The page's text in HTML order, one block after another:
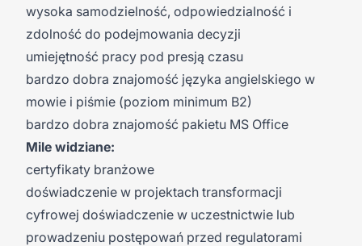
wysoka samodzielność, odpowiedzialność i
zdolność do podejmowania decyzji
umiejętność pracy pod presją czasu
bardzo dobra znajomość języka angielskiego w
mowie i piśmie (poziom minimum B2)
bardzo dobra znajomość pakietu MS Office
Mile widziane:
certyfikaty branżowe
doświadczenie w projektach transformacji
cyfrowej doświadczenie w uczestnictwie lub
prowadzeniu postępowań przed regulatorami